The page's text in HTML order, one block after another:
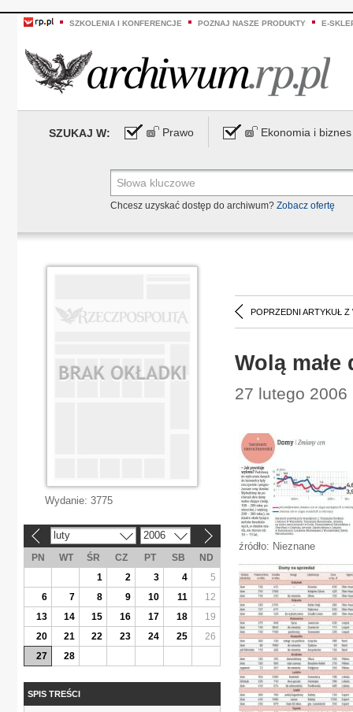
SZKOLENIA I KONFERENCJE POZNAJ NASZE PRODUKTY E-
SZUKAJ W: Prawo Ekonomia i biznes
Chcesz uzyskać dostęp do archiwum? Zobacz ofertę
POPRZEDNI ARTYKUŁ Z
Wolą małe
27 lutego 2006
źródło: Nieznane
Wydanie: 3775
luty 2006
PN WT ŚR CZ PT SB
ND
1
2 3 4
5
6
7 8 9 10 11
12
13
14 15 16 17 18
19
20
21 22 23 24 25
26
27
28
SPIS TREŚCI